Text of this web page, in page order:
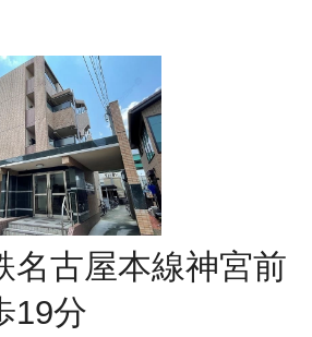
名古屋本線神宮前
19分